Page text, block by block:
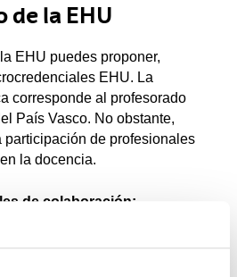
de la EHU
EHU puedes proponer,
EHU. La
corresponde al profesorado
País Vasco. No obstante,
participación de profesionales
la docencia.
de colaboración: